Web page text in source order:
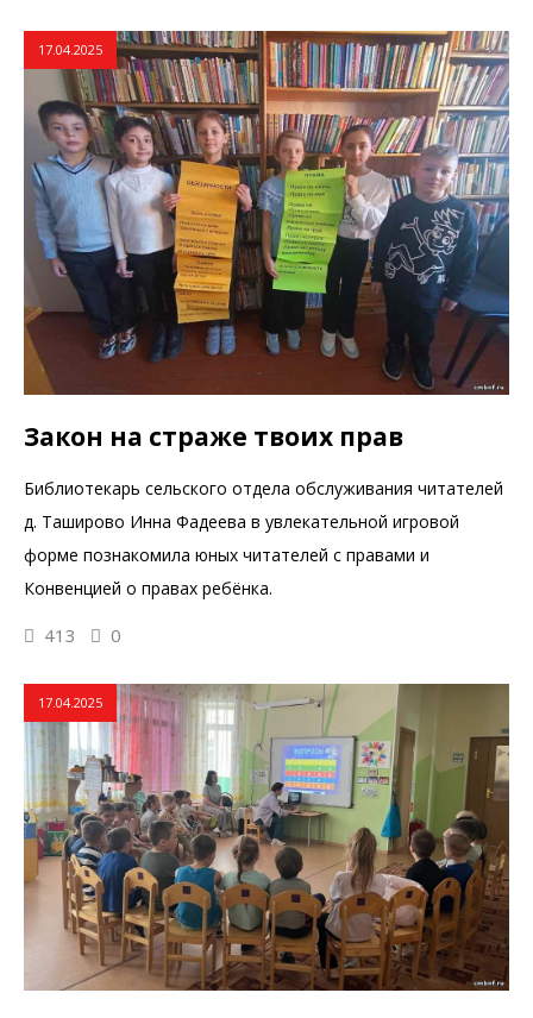
17.04.2025
Закон на страже твоих прав
Библиотекарь сельского отдела обслуживания читателей
д. Таширово Инна Фадеева в увлекательной игровой
форме познакомила юных читателей с правами и
Конвенцией о правах ребёнка.
413 0
17.04.2025